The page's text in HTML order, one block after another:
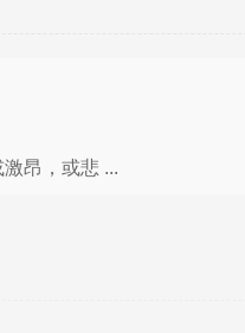
昂，或悲 ...